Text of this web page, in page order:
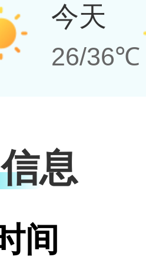
今天
26/36℃
息
间